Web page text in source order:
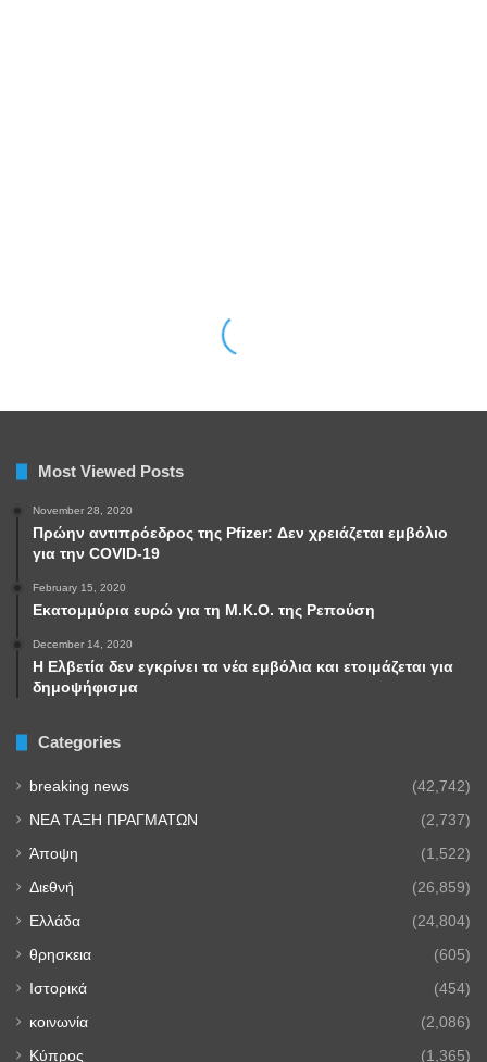
Most Viewed Posts
November 28, 2020
Πρώην αντιπρόεδρος της Pfizer: Δεν χρειάζεται εμβόλιο
για την COVID-19
February 15, 2020
Εκατομμύρια ευρώ για τη Μ.Κ.Ο. της Ρεπούση
December 14, 2020
Η Ελβετία δεν εγκρίνει τα νέα εμβόλια και ετοιμάζεται για
δημοψήφισμα
Categories
breaking news (42,742)
NEA TAΞΗ ΠΡΑΓΜΑΤΩΝ (2,737)
Άποψη (1,522)
Διεθνή (26,859)
Ελλάδα (24,804)
θρησκεια (605)
Ιστορικά (454)
κοινωνία (2,086)
Κύπρος (1,365)